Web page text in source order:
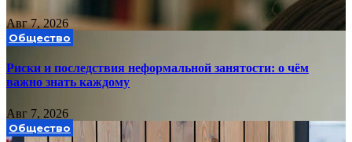
Авг 7, 2026
Общество
Риски и последствия неформальной занятости: о чём
важно знать каждому
Авг 7, 2026
Общество